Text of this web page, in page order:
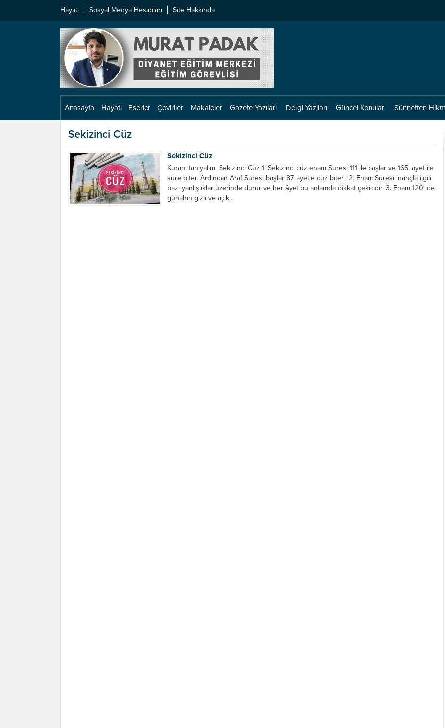
Hayatı Sosyal Medya Hesapları Site Hakkında
Anasayfa Hayatı Eserler Çeviriler Makaleler Gazete Yazıları Dergi Yazıları Güncel Konular Sünnetten
Sekizinci Cüz
Sekizinci Cüz
Kuranı tanıyalım Sekizinci Cüz 1. Sekizinci cüz enam Suresi 111 ile başlar ve 165. ayet ile
sure biter. Ardından Araf Suresi başlar 87. ayetle cüz biter. 2. Enam Suresi inançla ilgili
bazı yanlışlıklar üzerinde durur ve her âyet bu anlamda dikkat çekicidir. 3. Enam 120′ de
günahın gizli ve açık...